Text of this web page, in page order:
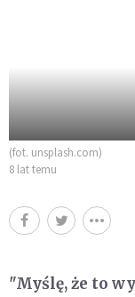
(fot. unsplash.com)
8 lat temu
"Myślę, że to